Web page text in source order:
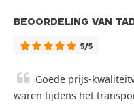
BEOORDELING VAN
5/5
Goede prijs-
waren tijdens het